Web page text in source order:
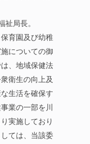
局長。
育園及び幼稚
についての御
、地域保健法
衛生の向上及
生活を確保す
業の一部を川
実施しており
ては、当該委